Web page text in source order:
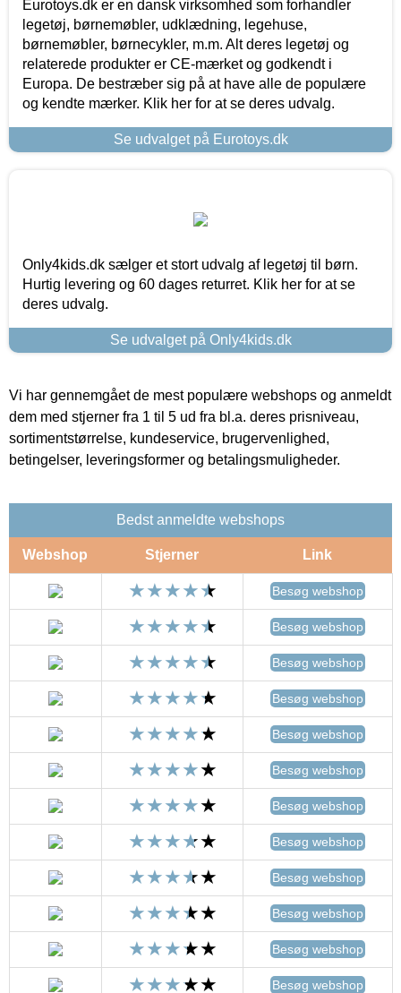
Eurotoys.dk er en dansk virksomhed som forhandler
legetøj, børnemøbler, udklædning, legehuse,
børnemøbler, børnecykler, m.m. Alt deres legetøj og
relaterede produkter er CE-mærket og godkendt i
Europa. De bestræber sig på at have alle de populære
og kendte mærker. Klik her for at se deres udvalg.
Se udvalget på Eurotoys.dk
Only4kids.dk sælger et stort udvalg af legetøj til børn.
Hurtig levering og 60 dages returret. Klik her for at se
deres udvalg.
Se udvalget på Only4kids.dk
Vi har gennemgået de mest populære webshops og anmeldt
dem med stjerner fra 1 til 5 ud fra bl.a. deres prisniveau,
sortimentstørrelse, kundeservice, brugervenlighed,
betingelser, leveringsformer og betalingsmuligheder.
Bedst anmeldte webshops
Webshop Stjerner Link
Besøg webshop
Besøg webshop
Besøg webshop
Besøg webshop
Besøg webshop
Besøg webshop
Besøg webshop
Besøg webshop
Besøg webshop
Besøg webshop
Besøg webshop
Besøg webshop